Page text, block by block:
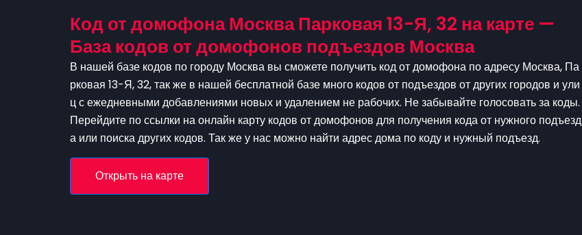
Код от домофона Москва Парковая 13-Я, 32 на карте —
База кодов от домофонов подъездов Москва
В нашей базе кодов по городу Москва вы сможете получить код от домофона по адресу Москва, Па
рковая 13-Я, 32, так же в нашей бесплатной базе много кодов от подъездов от других городов и ули
ц с ежедневными добавлениями новых и удалением не рабочих. Не забывайте голосовать за коды.
Перейдите по ссылки на онлайн карту кодов от домофонов для получения кода от нужного подъезд
а или поиска других кодов. Так же у нас можно найти адрес дома по коду и нужный подъезд.
Открыть на карте